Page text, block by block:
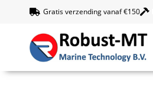
Gratis verzending vanaf €150